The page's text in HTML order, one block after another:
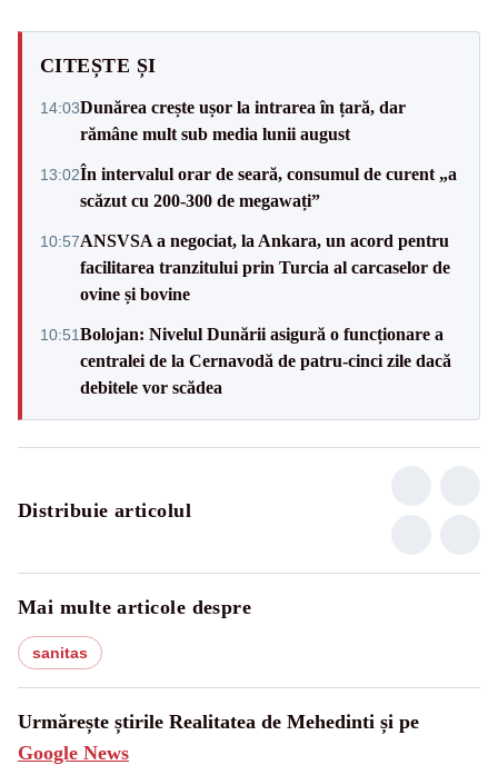
CITEȘTE ȘI
14:03Dunărea crește ușor la intrarea în țară, dar
rămâne mult sub media lunii august
13:02În intervalul orar de seară, consumul de curent „a
scăzut cu 200-300 de megawați”
10:57ANSVSA a negociat, la Ankara, un acord pentru
facilitarea tranzitului prin Turcia al carcaselor de
ovine și bovine
10:51Bolojan: Nivelul Dunării asigură o funcționare a
centralei de la Cernavodă de patru-cinci zile dacă
debitele vor scădea
Distribuie articolul
Mai multe articole despre
sanitas
Urmărește știrile Realitatea de Mehedinti și pe
Google News